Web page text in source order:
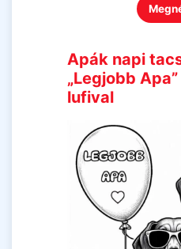
Apák napi
„Legjobb
lufival